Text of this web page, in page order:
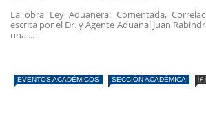
La obra Ley Aduanera: Comentada,
escrita por el Dr. y Agente Aduanal Juan
una ...
EVENTOS ACADÉMICOS SECCIÓN ACADÉMICA